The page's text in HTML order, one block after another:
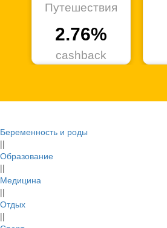
Путешествия
2.76%
cashback
Петрович
Беременность и роды
||
Образование
||
Медицина
||
Отдых
||